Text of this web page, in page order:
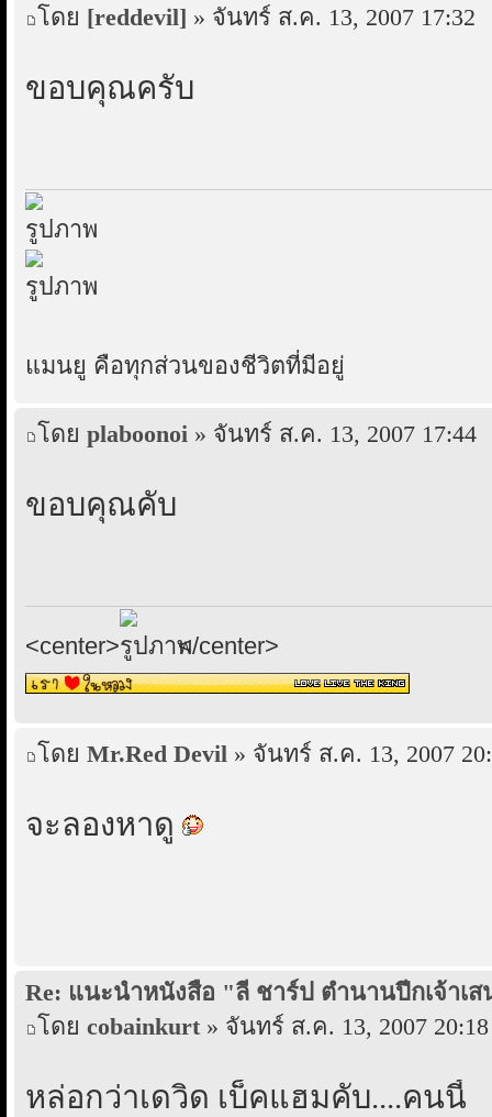
โดย [reddevil] » จันทร์ ส.ค. 13, 2007 17:32
ขอบคุณครับ
แมนยู คือทุกส่วนของชีวิตที่มีอยู่
โดย plaboonoi » จันทร์ ส.ค. 13, 2007 17:44
ขอบคุณคับ
<center> </center>
โดย Mr.Red Devil » จันทร์ ส.ค. 13, 2007
จะลองหาดู
Re: แนะนำหนังสือ "ลี ชาร์ป ตำนานปีกเจ้าเ
โดย cobainkurt » จันทร์ ส.ค. 13, 2007 20:18
หล่อกว่าเดวิด เบ็คแฮมคับ....คนนี้